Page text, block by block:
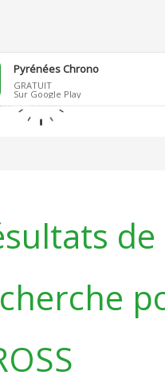
de
Pyrénées Chrono
GRATUIT
Sur Google Play